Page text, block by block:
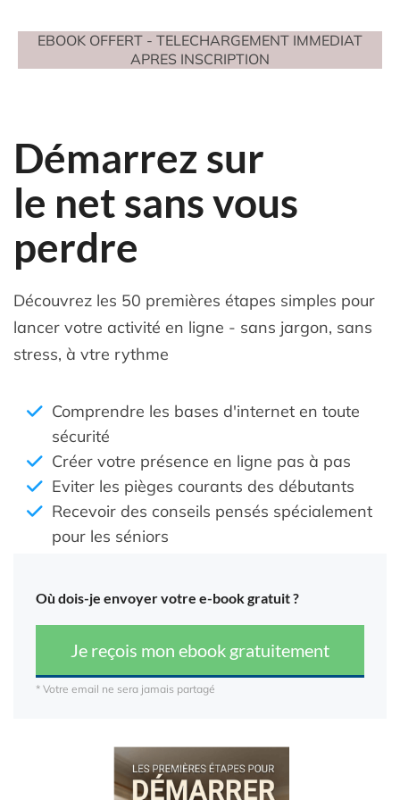
EBOOK OFFERT - TELECHARGEMENT IMMEDIAT
APRES INSCRIPTION
Démarrez sur
le net sans vous
perdre
Découvrez les 50 premières étapes simples pour
lancer votre activité en ligne - sans jargon, sans
stress, à vtre rythme
Comprendre les bases d'internet en toute
sécurité
Créer votre présence en ligne pas à pas
Eviter les pièges courants des débutants
Recevoir des conseils pensés spécialement
pour les séniors
Où dois-je envoyer votre e-book gratuit ?
Je reçois mon ebook gratuitement
* Votre email ne sera jamais partagé